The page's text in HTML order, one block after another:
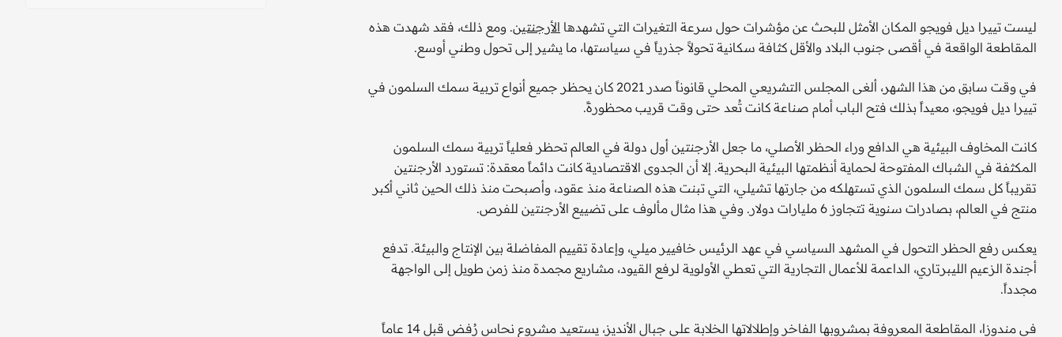
ليست تييرا ديل فويجو المكان الأمثل للبحث عن مؤشرات حول سرعة التغيرات التي تشهدها الأرجنتين. ومع ذلك، فقد شهدت هذه
المقاطعة الواقعة في أقصى جنوب البلاد والأقل كثافة سكانية تحولاً جذرياً في سياستها، ما يشير إلى تحول وطني أوسع.
في وقت سابق من هذا الشهر، ألغى المجلس التشريعي المحلي قانوناً صدر 2021 كان يحظر جميع أنواع تربية سمك السلمون في
تييرا ديل فويجو، معيداً بذلك فتح الباب أمام صناعة كانت تُعد حتى وقت قريب محظورةً.
كانت المخاوف البيئية هي الدافع وراء الحظر الأصلي، ما جعل الأرجنتين أول دولة في العالم تحظر فعلياً تربية سمك السلمون
المكثفة في الشباك المفتوحة لحماية أنظمتها البيئية البحرية. إلا أن الجدوى الاقتصادية كانت دائماً معقدة: تستورد الأرجنتين
تقريباً كل سمك السلمون الذي تستهلكه من جارتها تشيلي، التي تبنت هذه الصناعة منذ عقود، وأصبحت منذ ذلك الحين ثاني أكبر
منتج في العالم، بصادرات سنوية تتجاوز 6 مليارات دولار. وفي هذا مثال مألوف على تضييع الأرجنتين للفرص.
يعكس رفع الحظر التحول في المشهد السياسي في عهد الرئيس خافيير ميلي، وإعادة تقييم المفاضلة بين الإنتاج والبيئة. تدفع
أجندة الزعيم الليبرتاري، الداعمة للأعمال التجارية التي تعطي الأولوية لرفع القيود، مشاريع مجمدة منذ زمن طويل إلى الواجهة
مجدداً.
في مندوزا، المقاطعة المعروفة بمشروبها الفاخر وإطلالاتها الخلابة على جبال الأنديز، يستعيد مشروع نحاس رُفض قبل 14 عاماً